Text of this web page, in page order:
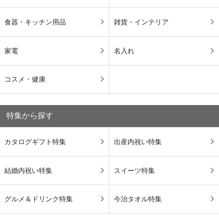
食器・キッチン用品 雑貨・インテリア
家電 名入れ
コスメ・健康
特集から探す
カタログギフト特集 出産内祝い特集
結婚内祝い特集 スイーツ特集
グルメ＆ドリンク特集 今治タオル特集